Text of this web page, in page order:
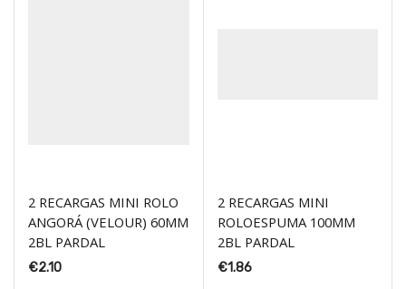
2 RECARGAS MINI ROLO
ANGORÁ (VELOUR) 60MM
2BL PARDAL
€2.10
2 RECARGAS MINI
ROLOESPUMA 100MM
2BL PARDAL
€1.86